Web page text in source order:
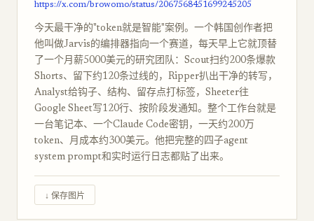
https://x.com/browomo/status/2067568451699245205
今天最干净的"token就是智能"案例。一个韩国创作者把
他叫做Jarvis的编排器指向一个赛道，每天早上它就顶替
了一个月薪5000美元的研究团队：Scout扫约200条爆款
Shorts、留下约120条过线的，Ripper扒出干净的转写，
Analyst给钩子、结构、留存点打标签，Sheeter往
Google Sheet写120行、按阶段发通知。整个工作台就是
一台笔记本、一个Claude Code密钥，一天约200万
token、月成本约300美元。他把完整的四子agent
system prompt和实时运行日志都贴了出来。
↓ 保存图片